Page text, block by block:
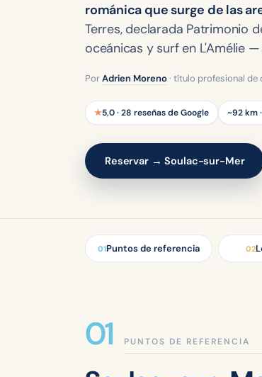
románica que surge de las
Terres, declarada Patrimonio
oceánicas y surf en L'Amélie
PorAdrien Moreno· título profesional de
★5,0 · 28 reseñas de Google ~92 km
Reservar → Soulac-sur-Mer
01Puntos de referencia 02
PUNTOS DE REFERENCIA